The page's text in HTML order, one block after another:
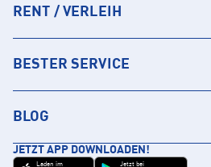
RENT / VERLEIH
BESTER SERVICE
BLOG
JETZT APP DOWNLOADEN!
Laden im Jetzt bei